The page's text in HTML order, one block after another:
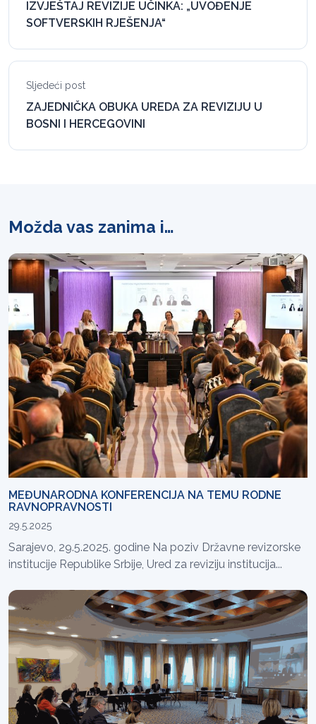
IZVJEŠTAJ REVIZIJE UČINKA: „UVOĐENJE
SOFTVERSKIH RJEŠENJA“
Sljedeći post
ZAJEDNIČKA OBUKA UREDA ZA REVIZIJU U
BOSNI I HERCEGOVINI
Možda vas zanima i…
MEĐUNARODNA KONFERENCIJA NA TEMU RODNE
RAVNOPRAVNOSTI
29.5.2025
Sarajevo, 29.5.2025. godine Na poziv Državne revizorske
institucije Republike Srbije, Ured za reviziju institucija...